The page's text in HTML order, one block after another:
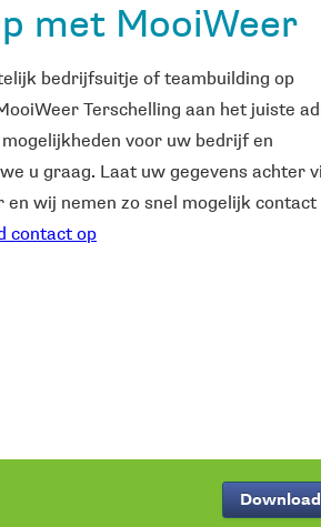
met MooiWeer
bedrijfsuitje of teambuilding op
Terschelling aan het juiste
voor uw bedrijf en
u graag. Laat uw gegevens achter
wij nemen zo snel mogelijk contact
contact op